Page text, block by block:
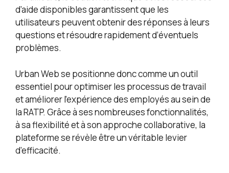
d’aide disponibles garantissent que les
utilisateurs peuvent obtenir des réponses à leurs
questions et résoudre rapidement d’éventuels
problèmes.
Urban Web se positionne donc comme un outil
essentiel pour optimiser les processus de travail
et améliorer l’expérience des employés au sein de
la RATP. Grâce à ses nombreuses fonctionnalités,
à sa flexibilité et à son approche collaborative, la
plateforme se révèle être un véritable levier
d’efficacité.